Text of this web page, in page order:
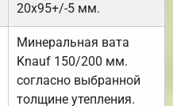
20х95+/-5 мм.
Минеральная вата
Knauf 150/200 мм.
согласно выбранной
толщине утепления.